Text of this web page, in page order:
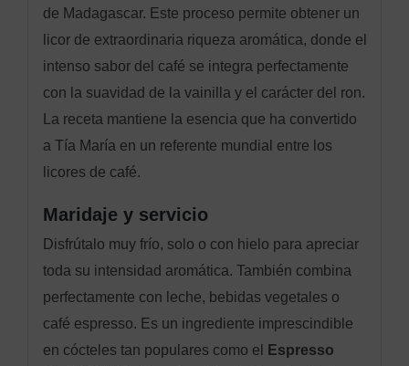
de Madagascar. Este proceso permite obtener un
licor de extraordinaria riqueza aromática, donde el
intenso sabor del café se integra perfectamente
con la suavidad de la vainilla y el carácter del ron.
La receta mantiene la esencia que ha convertido
a Tía María en un referente mundial entre los
licores de café.
Maridaje y servicio
Disfrútalo muy frío, solo o con hielo para apreciar
toda su intensidad aromática. También combina
perfectamente con leche, bebidas vegetales o
café espresso. Es un ingrediente imprescindible
en cócteles tan populares como el
Espresso